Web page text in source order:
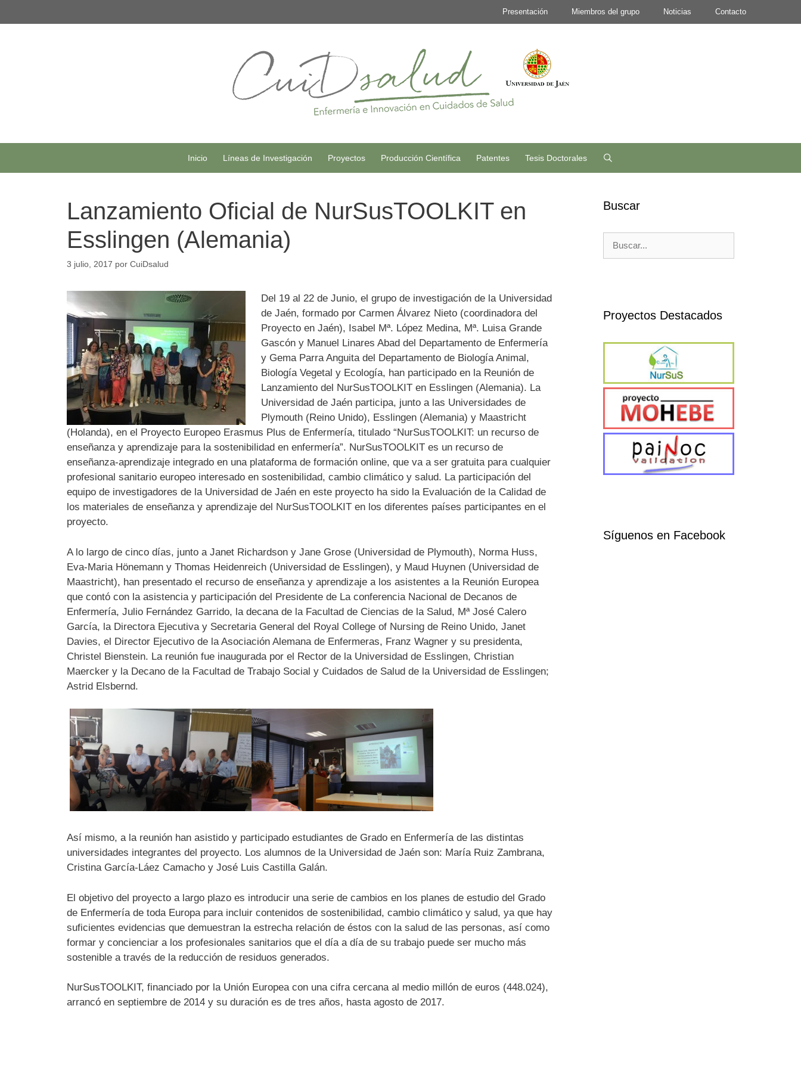
al
Presentación Miembros del grupo Noticias Contacto
Inicio Líneas de Investigación Proyectos Producción Científica Patentes Tesis Doctorales
Lanzamiento Oficial de NurSusTOOLKIT en
Esslingen (Alemania)
3 julio, 2017 por CuiDsalud
Del 19 al 22 de Junio, el grupo de investigación de la Universidad
de Jaén, formado por Carmen Álvarez Nieto (coordinadora del
Proyecto en Jaén), Isabel Mª. López Medina, Mª. Luisa Grande
Gascón y Manuel Linares Abad del Departamento de Enfermería
y Gema Parra Anguita del Departamento de Biología Animal,
Biología Vegetal y Ecología, han participado en la Reunión de
Lanzamiento del NurSusTOOLKIT en Esslingen (Alemania). La
Universidad de Jaén participa, junto a las Universidades de
Plymouth (Reino Unido), Esslingen (Alemania) y Maastricht
(Holanda), en el Proyecto Europeo Erasmus Plus de Enfermería, titulado “NurSusTOOLKIT: un recurso de
enseñanza y aprendizaje para la sostenibilidad en enfermería”. NurSusTOOLKIT es un recurso de
enseñanza-aprendizaje integrado en una plataforma de formación online, que va a ser gratuita para cualquier
profesional sanitario europeo interesado en sostenibilidad, cambio climático y salud. La participación del
equipo de investigadores de la Universidad de Jaén en este proyecto ha sido la Evaluación de la Calidad de
los materiales de enseñanza y aprendizaje del NurSusTOOLKIT en los diferentes países participantes en el
proyecto.
A lo largo de cinco días, junto a Janet Richardson y Jane Grose (Universidad de Plymouth), Norma Huss,
Eva-Maria Hönemann y Thomas Heidenreich (Universidad de Esslingen), y Maud Huynen (Universidad de
Maastricht), han presentado el recurso de enseñanza y aprendizaje a los asistentes a la Reunión Europea
que contó con la asistencia y participación del Presidente de La conferencia Nacional de Decanos de
Enfermería, Julio Fernández Garrido, la decana de la Facultad de Ciencias de la Salud, Mª José Calero
García, la Directora Ejecutiva y Secretaria General del Royal College of Nursing de Reino Unido, Janet
Davies, el Director Ejecutivo de la Asociación Alemana de Enfermeras, Franz Wagner y su presidenta,
Christel Bienstein. La reunión fue inaugurada por el Rector de la Universidad de Esslingen, Christian
Maercker y la Decano de la Facultad de Trabajo Social y Cuidados de Salud de la Universidad de Esslingen;
Astrid Elsbernd.
Así mismo, a la reunión han asistido y participado estudiantes de Grado en Enfermería de las distintas
universidades integrantes del proyecto. Los alumnos de la Universidad de Jaén son: María Ruiz Zambrana,
Cristina García-Láez Camacho y José Luis Castilla Galán.
El objetivo del proyecto a largo plazo es introducir una serie de cambios en los planes de estudio del Grado
de Enfermería de toda Europa para incluir contenidos de sostenibilidad, cambio climático y salud, ya que hay
suficientes evidencias que demuestran la estrecha relación de éstos con la salud de las personas, así como
formar y concienciar a los profesionales sanitarios que el día a día de su trabajo puede ser mucho más
sostenible a través de la reducción de residuos generados.
NurSusTOOLKIT, financiado por la Unión Europea con una cifra cercana al medio millón de euros (448.024),
arrancó en septiembre de 2014 y su duración es de tres años, hasta agosto de 2017.
Buscar
Proyectos Destacados
Síguenos en Facebook